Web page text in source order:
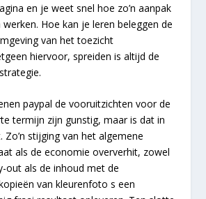
en je weet snel hoe zo’n aanpak
Hoe kan je leren beleggen de
van het toezicht
hiervoor, spreiden is altijd de
paypal de vooruitzichten voor de
termijn zijn gunstig, maar is dat in
Zo’n stijging van het algemene
als de economie oververhit, zowel
out als de inhoud met de
van kleurenfoto s een